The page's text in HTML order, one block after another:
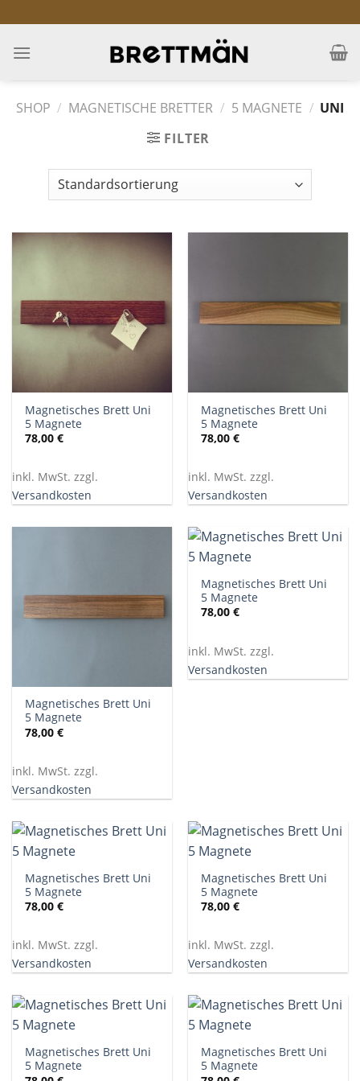
to
content
SHOP / MAGNETISCHE BRETTER / 5 MAGNETE / UNI
FILTER
Magnetisches Brett Uni
5 Magnete
78,00€
inkl. MwSt. zzgl.
Versandkosten
Magnetisches Brett Uni
5 Magnete
78,00€
inkl. MwSt. zzgl.
Versandkosten
Magnetisches Brett Uni
5 Magnete
78,00€
inkl. MwSt. zzgl.
Versandkosten
Magnetisches Brett Uni
5 Magnete
78,00€
inkl. MwSt. zzgl.
Versandkosten
Magnetisches Brett Uni
5 Magnete
78,00€
inkl. MwSt. zzgl.
Versandkosten
Magnetisches Brett Uni
5 Magnete
78,00€
inkl. MwSt. zzgl.
Versandkosten
Magnetisches Brett Uni
5 Magnete
Magnetisches Brett Uni
5 Magnete